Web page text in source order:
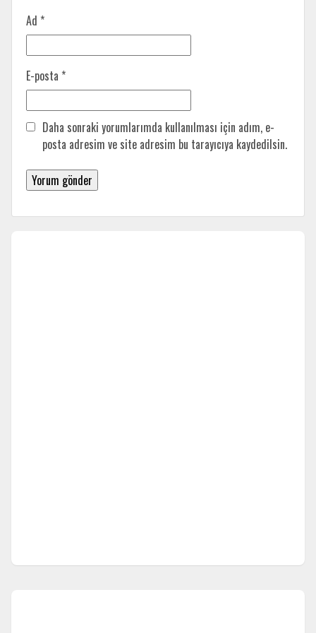
Ad *
E-posta *
Daha sonraki yorumlarımda kullanılması için adım, e-
posta adresim ve site adresim bu tarayıcıya kaydedilsin.